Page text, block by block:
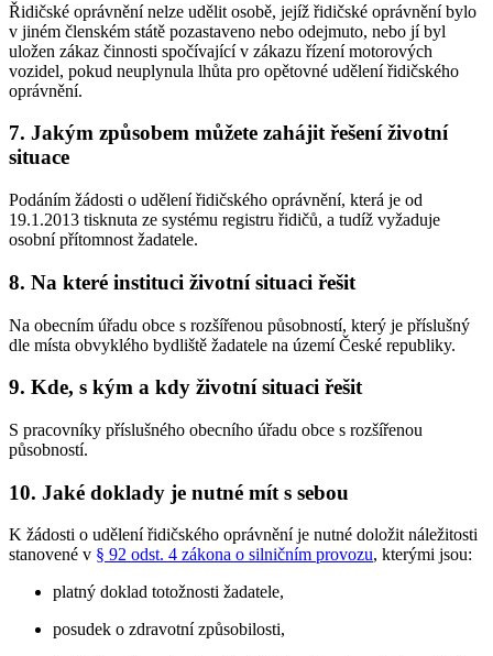
Řidičské oprávnění nelze udělit osobě, jejíž řidičské oprávnění bylo
v jiném členském státě pozastaveno nebo odejmuto, nebo jí byl
uložen zákaz činnosti spočívající v zákazu řízení motorových
vozidel, pokud neuplynula lhůta pro opětovné udělení řidičského
oprávnění.
7. Jakým způsobem můžete zahájit řešení životní
situace
Podáním žádosti o udělení řidičského oprávnění, která je od
19.1.2013 tisknuta ze systému registru řidičů, a tudíž vyžaduje
osobní přítomnost žadatele.
8. Na které instituci životní situaci řešit
Na obecním úřadu obce s rozšířenou působností, který je příslušný
dle místa obvyklého bydliště žadatele na území České republiky.
9. Kde, s kým a kdy životní situaci řešit
S pracovníky příslušného obecního úřadu obce s rozšířenou
působností.
10. Jaké doklady je nutné mít s sebou
K žádosti o udělení řidičského oprávnění je nutné doložit náležitosti
stanovené v § 92 odst. 4 zákona o silničním provozu, kterými jsou:
platný doklad totožnosti žadatele,
posudek o zdravotní způsobilosti,